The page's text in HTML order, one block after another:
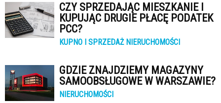
CZY SPRZEDAJĄC MIESZKANIE I
KUPUJĄC DRUGIE PŁACĘ PODATEK
PCC?
KUPNO I SPRZEDAŻ NIERUCHOMOŚCI
GDZIE ZNAJDZIEMY MAGAZYNY
SAMOOBSŁUGOWE W WARSZAWIE?
NIERUCHOMOŚCI